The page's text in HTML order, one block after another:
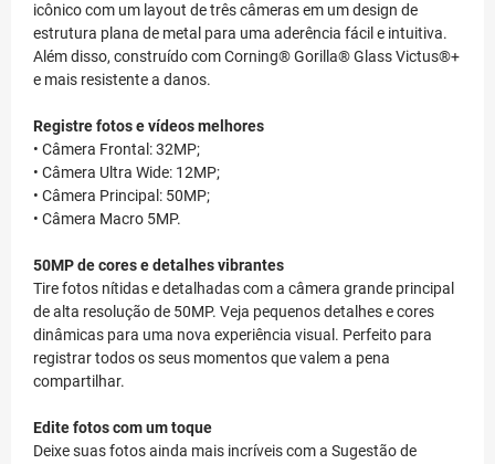
icônico com um layout de três câmeras em um design de
estrutura plana de metal para uma aderência fácil e intuitiva.
Além disso, construído com Corning® Gorilla® Glass Victus®+
e mais resistente a danos.
Registre fotos e vídeos melhores
• Câmera Frontal: 32MP;
• Câmera Ultra Wide: 12MP;
• Câmera Principal: 50MP;
• Câmera Macro 5MP.
50MP de cores e detalhes vibrantes
Tire fotos nítidas e detalhadas com a câmera grande principal
de alta resolução de 50MP. Veja pequenos detalhes e cores
dinâmicas para uma nova experiência visual. Perfeito para
registrar todos os seus momentos que valem a pena
compartilhar.
Edite fotos com um toque
Deixe suas fotos ainda mais incríveis com a Sugestão de